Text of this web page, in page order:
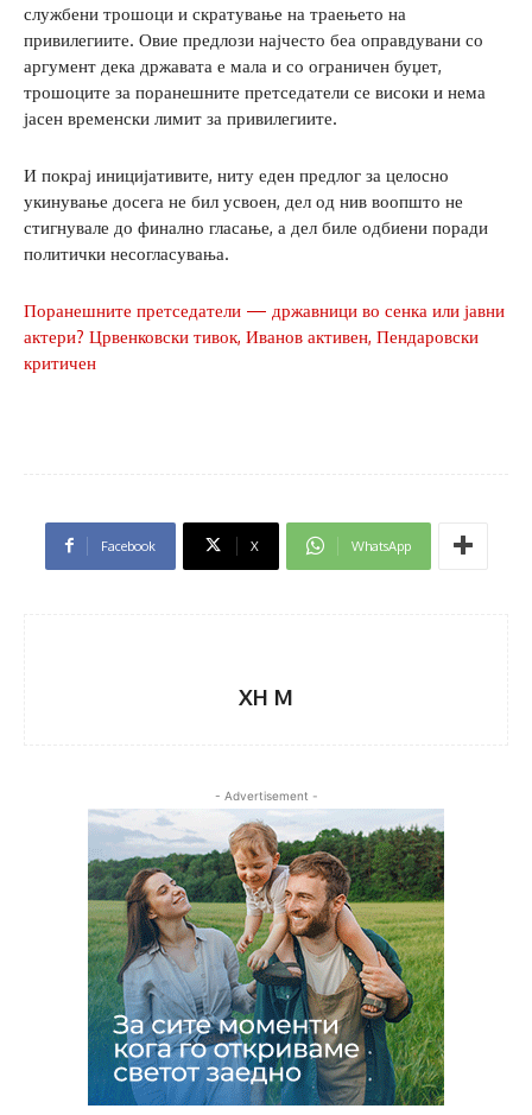
службени трошоци и скратување на траењето на
привилегиите. Овие предлози најчесто беа оправдувани со
аргумент дека државата е мала и со ограничен буџет,
трошоците за поранешните претседатели се високи и нема
јасен временски лимит за привилегиите.
И покрај иницијативите, ниту еден предлог за целосно
укинување досега не бил усвоен, дел од нив воопшто не
стигнувале до финално гласање, а дел биле одбиени поради
политички несогласувања.
Поранешните претседатели — државници во сенка или јавни
актери? Црвенковски тивок, Иванов активен, Пендаровски
критичен
Facebook X WhatsApp
XH M
- Advertisement -